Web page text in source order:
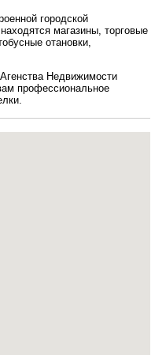
городской
магазины, торговые
отановки,
Недвижимости
профессиональное